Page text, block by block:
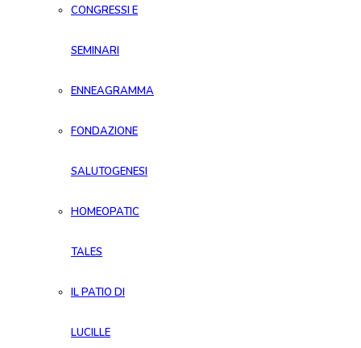
CONGRESSI E
SEMINARI
ENNEAGRAMMA
FONDAZIONE
SALUTOGENESI
HOMEOPATIC
TALES
IL PATIO DI
LUCILLE